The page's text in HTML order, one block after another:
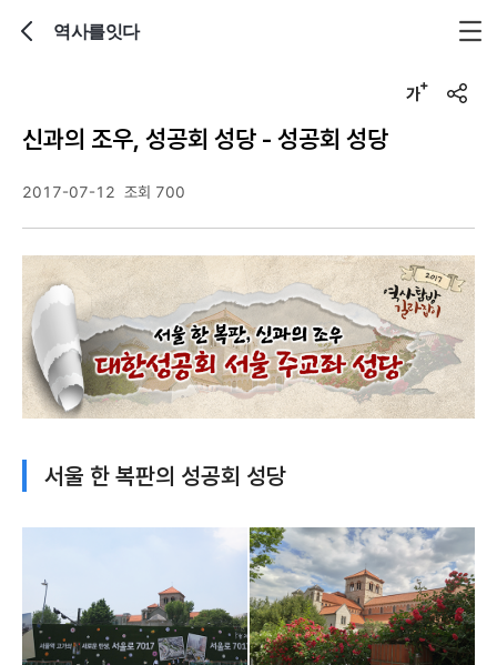
역사를잇다
u
신과의 조우, 성공회 성당 - 성공회 성당
2017-07-12 조회 700
서울 한 복판의 성공회 성당